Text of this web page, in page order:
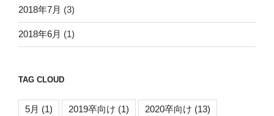
2018年7月 (3)
2018年6月 (1)
TAG CLOUD
5月 (1) 2019卒向け (1) 2020卒向け (13)